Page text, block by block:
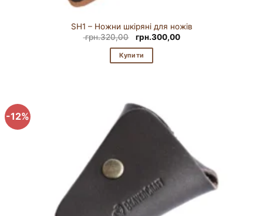
SH1 – Ножни шкіряні для ножів
грн.320,00
Оригінальна
ціна:
грн.320,00.
грн.300,00Поточна
Купити
-12%